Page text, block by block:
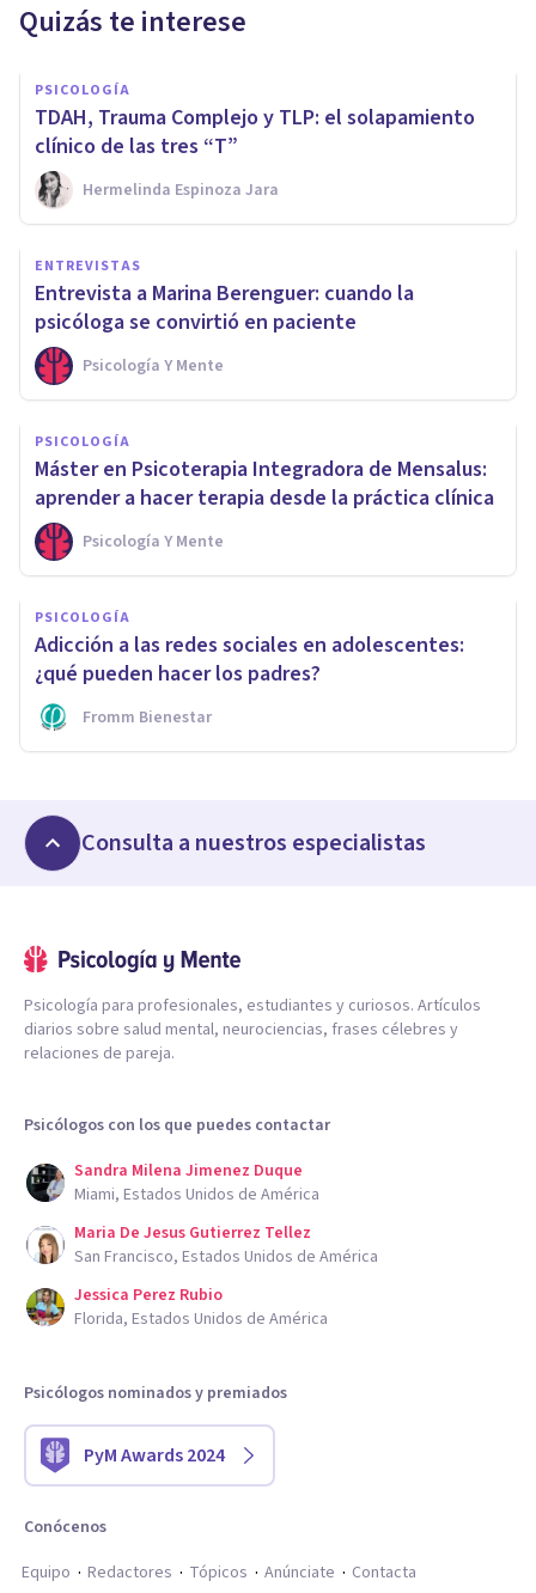
Quizás te interese
PSICOLOGÍA
TDAH, Trauma Complejo y TLP: el solapamiento
clínico de las tres “T”
Hermelinda Espinoza Jara
ENTREVISTAS
Entrevista a Marina Berenguer: cuando la
psicóloga se convirtió en paciente
Psicología Y Mente
PSICOLOGÍA
Máster en Psicoterapia Integradora de Mensalus:
aprender a hacer terapia desde la práctica clínica
Psicología Y Mente
PSICOLOGÍA
Adicción a las redes sociales en adolescentes:
¿qué pueden hacer los padres?
Fromm Bienestar
Consulta a nuestros especialistas
Psicología para profesionales, estudiantes y curiosos. Artículos
diarios sobre salud mental, neurociencias, frases célebres y
relaciones de pareja.
Psicólogos con los que puedes contactar
Sandra Milena Jimenez Duque
Miami, Estados Unidos de América
Maria De Jesus Gutierrez Tellez
San Francisco, Estados Unidos de América
Jessica Perez Rubio
Florida, Estados Unidos de América
Psicólogos nominados y premiados
PyM Awards 2024
Conócenos
Equipo
Redactores Tópicos Anúnciate Contacta